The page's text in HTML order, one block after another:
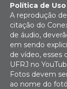
Política de Uso
A reprodução
citação do
de áudio,
em sendo
de vídeo, esses
UFRJ no
Fotos devem
ao nome do